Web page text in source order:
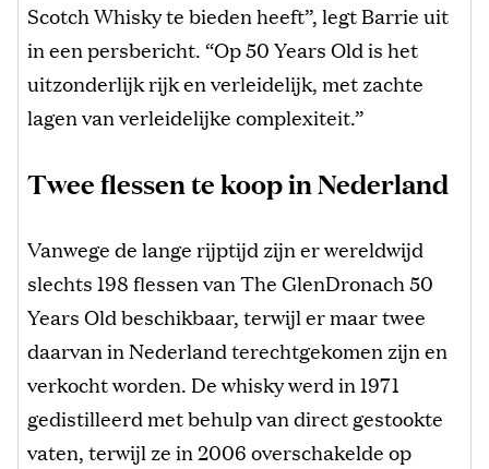
Scotch Whisky te bieden heeft”, legt Barrie uit
in een persbericht. “Op 50 Years Old is het
uitzonderlijk rijk en verleidelijk, met zachte
lagen van verleidelijke complexiteit.”
Twee flessen te koop in Nederland
Vanwege de lange rijptijd zijn er wereldwijd
slechts 198 flessen van The GlenDronach 50
Years Old beschikbaar, terwijl er maar twee
daarvan in Nederland terechtgekomen zijn en
verkocht worden. De whisky werd in 1971
gedistilleerd met behulp van direct gestookte
vaten, terwijl ze in 2006 overschakelde op